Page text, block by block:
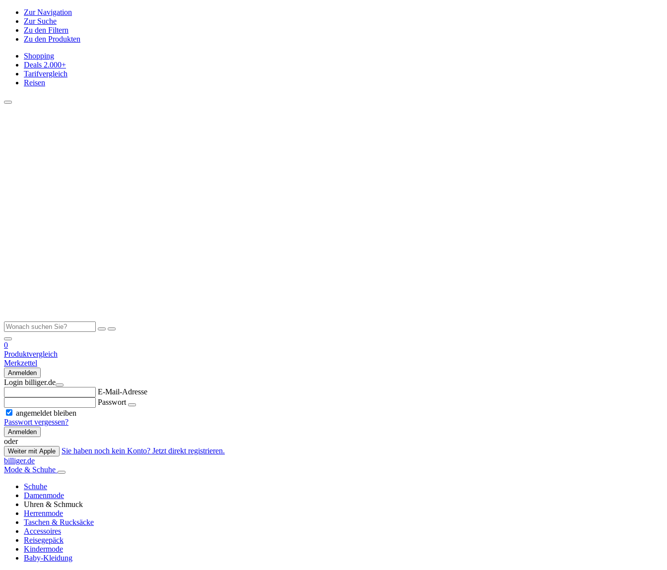
Zur Navigation
Zur Suche
Zu den Filtern
Zu den Produkten
Shopping
Deals 2.000+
Tarifvergleich
Reisen
0
Produktvergleich
Merkzettel
Anmelden
Login billiger.de
E-Mail-Adresse
Passwort
angemeldet bleiben
Passwort vergessen?
Anmelden
oder
Weiter mit Apple
Sie haben noch kein Konto? Jetzt direkt registrieren.
billiger.de
Mode & Schuhe
Schuhe
Damenmode
Uhren & Schmuck
Herrenmode
Taschen & Rucksäcke
Accessoires
Reisegepäck
Kindermode
Baby-Kleidung